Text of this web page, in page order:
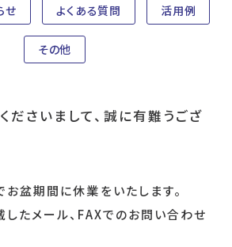
せ よくある質問 活用例
その他
ださいまして、誠に有難うござ
盆期間に休業をいたします。
たメール、FAXでのお問い合わせ